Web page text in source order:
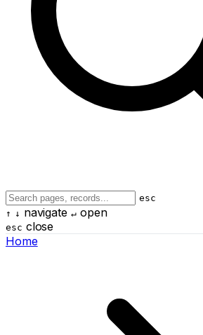
esc
↑ ↓ navigate ↵open
esc close
Home